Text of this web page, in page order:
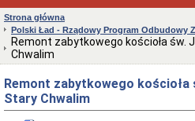
Wybory
do
Parlamentu
Europejskiego
Wybory
do
Sejmu
i
Senatu
Strona główna
Polski Ład - Rządowy Program Odbudowy
Remont zabytkowego kościoła św.
Chwalim
Remont zabytkowego kościoła
Stary Chwalim